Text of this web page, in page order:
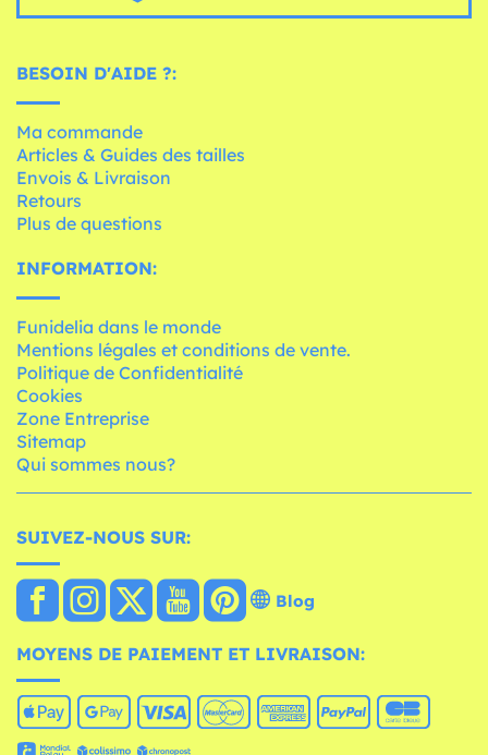
BESOIN D'AIDE ?:
Ma commande
Articles & Guides des tailles
Envois & Livraison
Retours
Plus de questions
INFORMATION:
Funidelia dans le monde
Mentions légales et conditions de vente.
Politique de Confidentialité
Cookies
Zone Entreprise
Sitemap
Qui sommes nous?
SUIVEZ-NOUS SUR:
Blog
MOYENS DE PAIEMENT ET LIVRAISON: